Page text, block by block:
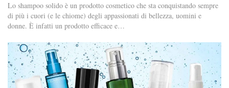
Lo shampoo solido è un prodotto cosmetico che sta conquistando sempre
di più i cuori (e le chiome) degli appassionati di bellezza, uomini e
donne. È infatti un prodotto efficace e…